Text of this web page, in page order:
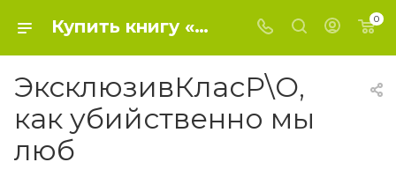
Купить книгу «ЭксклюзивКласР\О, как убийственно мы люб» 2017, Тютчев Ф.И. - Не проставлена группа 0
ЭксклюзивКласР\О,
как убийственно мы
люб